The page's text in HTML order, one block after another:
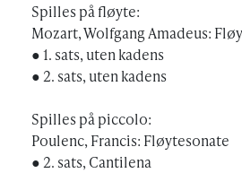
Spilles på fløyte:
Mozart, Wolfgang Amadeus:
● 1. sats, uten kadens
● 2. sats, uten kadens
Spilles på piccolo:
Poulenc, Francis: Fløytesonate
● 2. sats, Cantilena